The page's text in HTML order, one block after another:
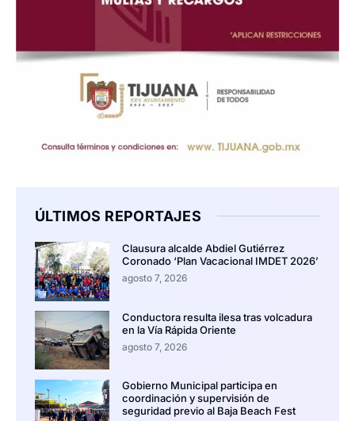
ÚLTIMOS REPORTAJES
Clausura alcalde Abdiel Gutiérrez
Coronado ‘Plan Vacacional IMDET 2026’
agosto 7, 2026
Conductora resulta ilesa tras volcadura
en la Vía Rápida Oriente
agosto 7, 2026
Gobierno Municipal participa en
coordinación y supervisión de
seguridad previo al Baja Beach Fest